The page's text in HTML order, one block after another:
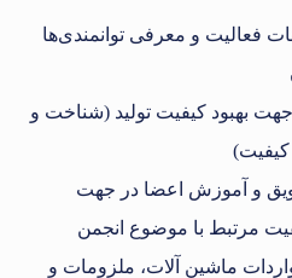
فعالیت و معرفی توانمندی‌ها
بهبود کیفیت تولید (شناخت و
کیفیت)
و آموزش اعضا در جهت
مرتبط با موضوع انجمن
ماشین آلات، ملزومات و